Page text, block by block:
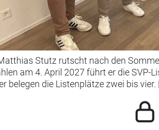
Stutz rutscht nach den
am 4. April 2027 führt er die SVP-
belegen die Listenplätze zwei bis vier. |